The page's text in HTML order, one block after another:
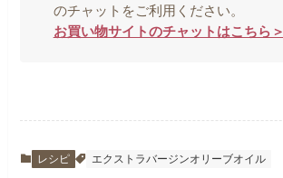
のチャットをご利用ください。
お買い物サイトのチャットはこちら＞
レシピ エクストラバージンオリーブオイル